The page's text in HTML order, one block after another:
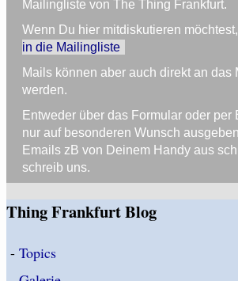
Mailingliste von The Thing Frankfurt.
Wenn Du hier mitdiskutieren
in die Mailingliste
Mails können aber auch direkt an das
werden.
Entweder über das Formular oder per
nur auf besonderen Wunsch
Emails zB von Deinem Handy aus
schreib uns.
Thing Frankfurt Blog
- Topics